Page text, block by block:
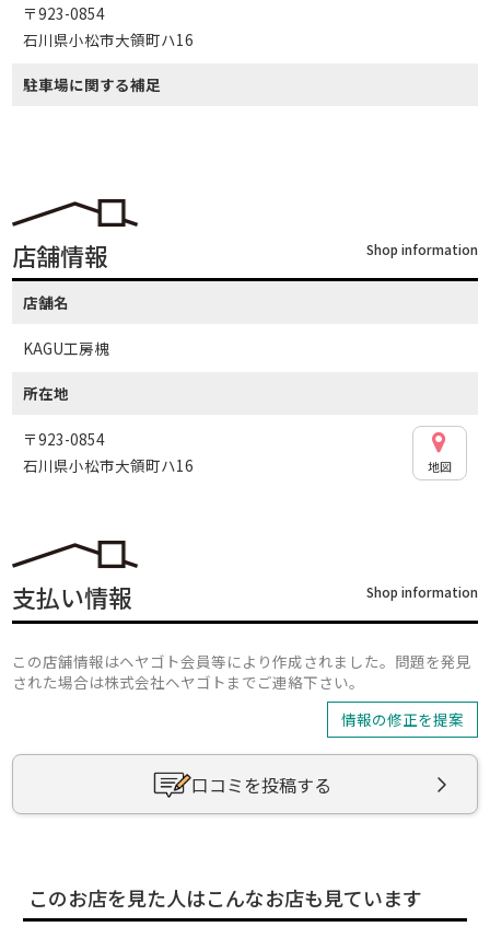
〒923-0854
石川県小松市大領町ハ16
駐車場に関する補足
店舗情報 Shop information
店舗名
KAGU工房槐
所在地
〒923-0854
石川県小松市大領町ハ16
地図
支払い情報 Shop information
この店舗情報はヘヤゴト会員等により作成されました。問題を発見
された場合は株式会社ヘヤゴトまでご連絡下さい。
情報の修正を提案
口コミを投稿する
このお店を見た人はこんなお店も見ています